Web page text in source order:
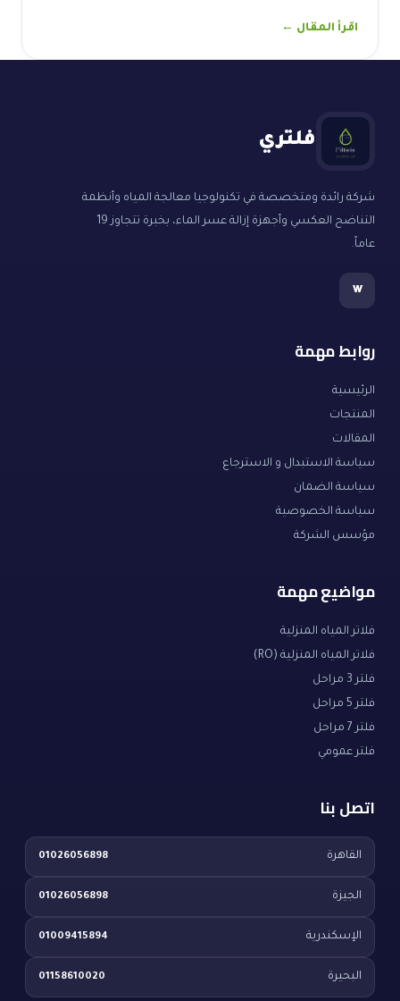
اقرأ المقال ←
فلتري
شركة رائدة ومتخصصة في تكنولوجيا معالجة المياه وأنظمة
التناضح العكسي وأجهزة إزالة عسر الماء، بخبرة تتجاوز 19
عاماً.
w
روابط مهمة
الرئيسية
المنتجات
المقالات
سياسة الاستبدال و الاسترجاع
سياسة الضمان
سياسة الخصوصية
مؤسس الشركة
مواضيع مهمة
فلاتر المياه المنزلية
فلاتر المياه المنزلية (RO)
فلتر 3 مراحل
فلتر 5 مراحل
فلتر 7 مراحل
فلتر عمومي
اتصل بنا
القاهرة 01026056898
الجيزة 01026056898
الإسكندرية 01009415894
البحيرة 01158610020